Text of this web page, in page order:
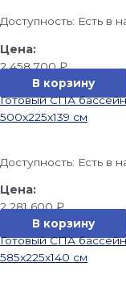
Доступность: Есть в
2 458 700₽
В корзину
Готовый СПА
500x225x139 см
Доступность: Есть в
2 281 600₽
В корзину
Готовый СПА
585x225x140 см